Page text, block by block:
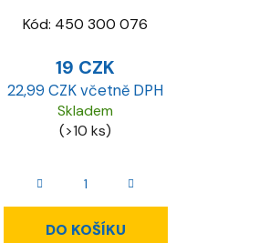
Kód: 450 300 076
19 CZK
22,99 CZK včetně DPH
Skladem
(>10 ks)
DO KOŠÍKU